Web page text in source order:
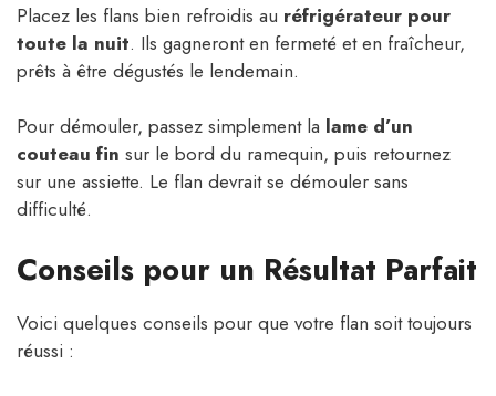
Placez les flans bien refroidis au réfrigérateur pour
toute la nuit. Ils gagneront en fermeté et en fraîcheur,
prêts à être dégustés le lendemain.
Pour démouler, passez simplement la lame d’un
couteau fin sur le bord du ramequin, puis retournez
sur une assiette. Le flan devrait se démouler sans
difficulté.
Conseils pour un Résultat Parfait
Voici quelques conseils pour que votre flan soit toujours
réussi :